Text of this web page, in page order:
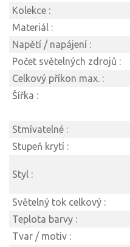
Kolekce :
Materiál :
Napětí / napájení :
Počet světelných zdrojů :
Celkový příkon max. :
Šířka :
Stmívatelné :
Stupeň krytí :
Styl :
Světelný tok celkový :
Teplota barvy :
Tvar / motiv :